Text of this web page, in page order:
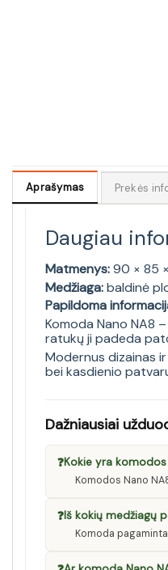
Aprašymas Prekės
Daugiau
Matmenys:90 × 85
Medžiaga:baldinė
Papildoma
Komoda Nano NA8
ratukų ji padeda
Modernus dizainas
bei kasdienio
Dažniausiai
❓Kokie yra
Komodos Nano
❓Iš kokių medžiagų
Komoda